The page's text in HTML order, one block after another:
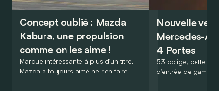
Concept oublié : Mazda
Kabura, une propulsion
comme on les aime !
Marque intéressante à plus d’un titre,
Mazda a toujours aimé ne rien faire
Nouvelle
Mercedes-
4 Portes
53 oblige, cette
d’entrée de